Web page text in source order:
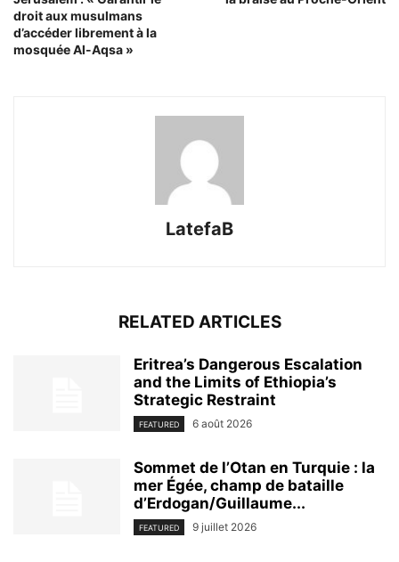
droit aux musulmans
d’accéder librement à la
mosquée Al-Aqsa »
LatefaB
RELATED ARTICLES
Eritrea’s Dangerous Escalation
and the Limits of Ethiopia’s
Strategic Restraint
FEATURED 6 août 2026
Sommet de l’Otan en Turquie : la
mer Égée, champ de bataille
d’Erdogan/Guillaume...
FEATURED 9 juillet 2026